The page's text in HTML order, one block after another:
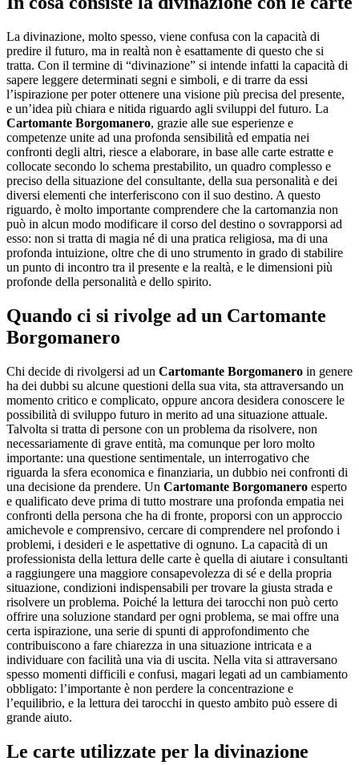
La divinazione, molto spesso, viene confusa con la capacità di
predire il futuro, ma in realtà non è esattamente di questo che si
tratta. Con il termine di “divinazione” si intende infatti la capacità di
sapere leggere determinati segni e simboli, e di trarre da essi
l’ispirazione per poter ottenere una visione più precisa del presente,
e un’idea più chiara e nitida riguardo agli sviluppi del futuro. La
Cartomante Borgomanero, grazie alle sue esperienze e
competenze unite ad una profonda sensibilità ed empatia nei
confronti degli altri, riesce a elaborare, in base alle carte estratte e
collocate secondo lo schema prestabilito, un quadro complesso e
preciso della situazione del consultante, della sua personalità e dei
diversi elementi che interferiscono con il suo destino. A questo
riguardo, è molto importante comprendere che la cartomanzia non
può in alcun modo modificare il corso del destino o sovrapporsi ad
esso: non si tratta di magia né di una pratica religiosa, ma di una
profonda intuizione, oltre che di uno strumento in grado di stabilire
un punto di incontro tra il presente e la realtà, e le dimensioni più
profonde della personalità e dello spirito.
Quando ci si rivolge ad un Cartomante
Borgomanero
Chi decide di rivolgersi ad un Cartomante Borgomanero in genere
ha dei dubbi su alcune questioni della sua vita, sta attraversando un
momento critico e complicato, oppure ancora desidera conoscere le
possibilità di sviluppo futuro in merito ad una situazione attuale.
Talvolta si tratta di persone con un problema da risolvere, non
necessariamente di grave entità, ma comunque per loro molto
importante: una questione sentimentale, un interrogativo che
riguarda la sfera economica e finanziaria, un dubbio nei confronti di
una decisione da prendere. Un Cartomante Borgomanero esperto
e qualificato deve prima di tutto mostrare una profonda empatia nei
confronti della persona che ha di fronte, proporsi con un approccio
amichevole e comprensivo, cercare di comprendere nel profondo i
problemi, i desideri e le aspettative di ognuno. La capacità di un
professionista della lettura delle carte è quella di aiutare i consultanti
a raggiungere una maggiore consapevolezza di sé e della propria
situazione, condizioni indispensabili per trovare la giusta strada e
risolvere un problema. Poiché la lettura dei tarocchi non può certo
offrire una soluzione standard per ogni problema, se mai offre una
certa ispirazione, una serie di spunti di approfondimento che
contribuiscono a fare chiarezza in una situazione intricata e a
individuare con facilità una via di uscita. Nella vita si attraversano
spesso momenti difficili e confusi, magari legati ad un cambiamento
obbligato: l’importante è non perdere la concentrazione e
l’equilibrio, e la lettura dei tarocchi in questo ambito può essere di
grande aiuto.
Le carte utilizzate per la divinazione